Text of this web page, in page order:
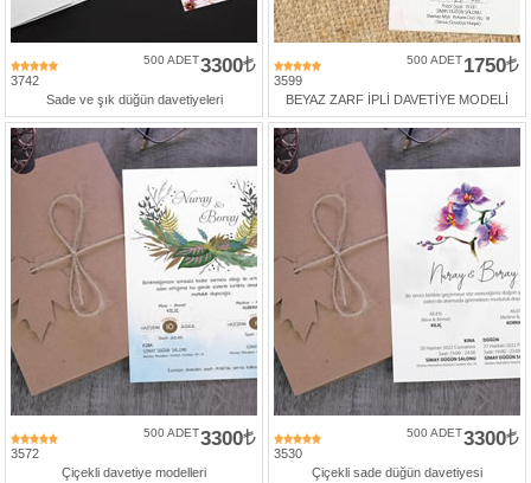
3742
3300
500 ADET
Sade ve şık düğün davetiyeleri
3599
1750
500 ADET
BEYAZ ZARF İPLİ DAVETİYE MODELİ
3572
3300
500 ADET
Çiçekli davetiye modelleri
3530
3300
500 ADET
Çiçekli sade düğün davetiyesi